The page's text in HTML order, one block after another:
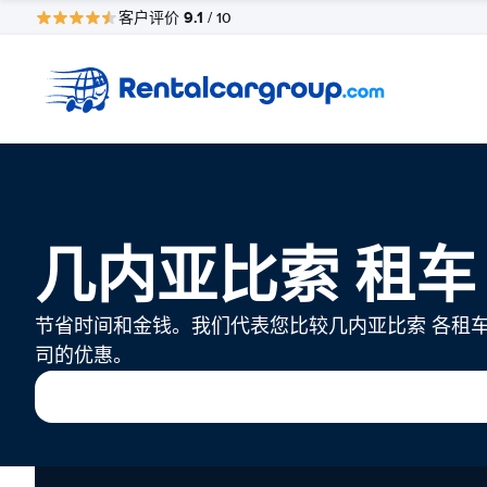
客户评价 9.1 / 10
几内亚比索 租车
节省时间和金钱。我们代表您比较几内亚比索 各租
司的优惠。